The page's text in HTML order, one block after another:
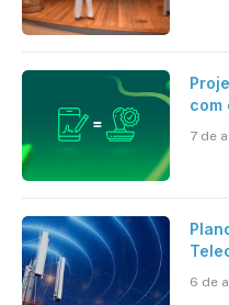
com
7 de
6 de